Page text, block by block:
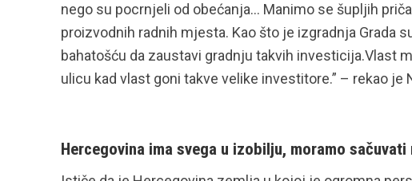
nego su pocrnjeli od obećanja… Manimo se šupljih
proizvodnih radnih mjesta. Kao što je izgradnja Grada
bahatošću da zaustavi gradnju takvih investicija.Vlast
ulicu kad vlast goni takve velike investitore.” – rekao je
Hercegovina ima svega u izobilju, moramo